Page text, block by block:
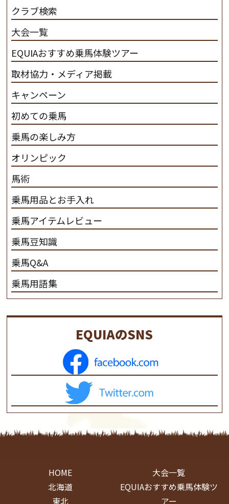
だわります。 私たちは、乗用馬の質の向上を目指し、生
産･育成･調教を一貫して行います。カナディアンキャ
ンプ乗馬クラブ九州のツアー情報はこちら
クラブ検索
大会一覧
EQUIAおすすめ乗馬体験ツアー
取材協力・メディア掲載
キャンペーン
初めての乗馬
乗馬の楽しみ方
オリンピック
馬術
乗馬用品とお手入れ
乗馬アイテムレビュー
乗馬豆知識
乗馬Q&A
乗馬用語集
EQUIAのSNS
HOME
北海道
東北
大会一覧
EQUIAおすすめ乗馬体験ツ
アー